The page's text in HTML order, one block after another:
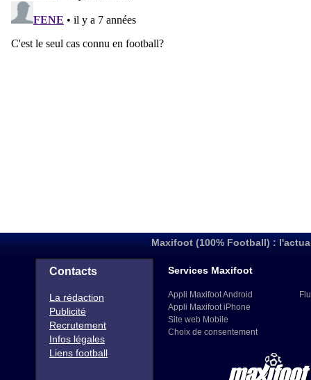
Maxifoot (100% Football) :
Contacts
La rédaction
Publicité
Recrutement
Infos légales
Liens football
Services Maxifoot
Appli Maxifoot Android
Appli Maxifoot iPhone
Site web Mobile
Choix de consentement